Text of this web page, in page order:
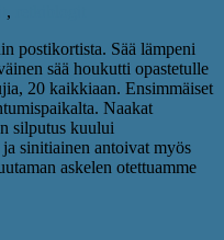
,
postikortista. Sää lämpeni
sää houkutti opastetulle
20 kaikkiaan. Ensimmäiset
Naakat
silputus kuului
sinitiainen antoivat myös
askelen otettuamme